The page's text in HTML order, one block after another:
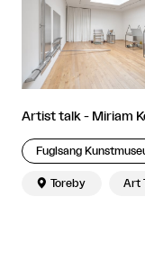
Artist talk - Miriam
Fuglsang
 Toreby Art